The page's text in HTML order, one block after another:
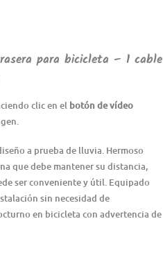
para bicicleta – 1 cable
clic en el botón de vídeo
a prueba de lluvia. Hermoso
que debe mantener su distancia,
ser conveniente y útil. Equipado
sin necesidad de
en bicicleta con advertencia de